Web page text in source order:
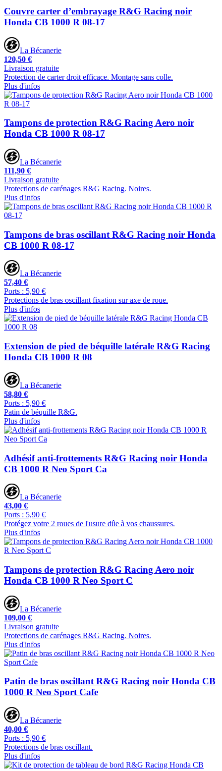
Couvre carter d’embrayage R&G Racing noir
Honda CB 1000 R 08-17
La Bécanerie
120,50 €
Livraison gratuite
Protection de carter droit efficace. Montage sans colle.
Plus d'infos
Tampons de protection R&G Racing Aero noir
Honda CB 1000 R 08-17
La Bécanerie
111,90 €
Livraison gratuite
Protections de carénages R&G Racing. Noires.
Plus d'infos
Tampons de bras oscillant R&G Racing noir Honda
CB 1000 R 08-17
La Bécanerie
57,40 €
Ports : 5,90 €
Protections de bras oscillant fixation sur axe de roue.
Plus d'infos
Extension de pied de béquille latérale R&G Racing
Honda CB 1000 R 08
La Bécanerie
58,80 €
Ports : 5,90 €
Patin de béquille R&G.
Plus d'infos
Adhésif anti-frottements R&G Racing noir Honda
CB 1000 R Neo Sport Ca
La Bécanerie
43,00 €
Ports : 5,90 €
Protégez votre 2 roues de l'usure dûe à vos chaussures.
Plus d'infos
Tampons de protection R&G Racing Aero noir
Honda CB 1000 R Neo Sport C
La Bécanerie
109,00 €
Livraison gratuite
Protections de carénages R&G Racing. Noires.
Plus d'infos
Patin de bras oscillant R&G Racing noir Honda CB
1000 R Neo Sport Cafe
La Bécanerie
40,00 €
Ports : 5,90 €
Protections de bras oscillant.
Plus d'infos